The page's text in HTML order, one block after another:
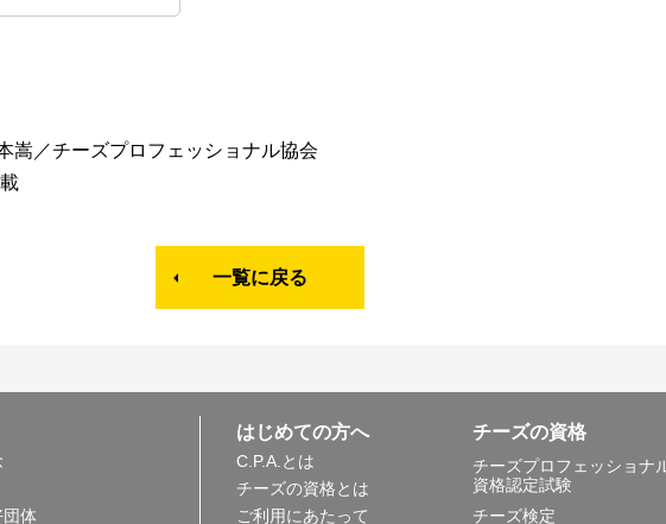
嵩／チーズプロフェッショナル協会
一覧に戻る
団体
はじめての方へ
C.P.A.とは
チーズの資格とは
ご利用にあたって
チーズの資格
チーズプロフェッショナ
資格認定試験
チーズ検定